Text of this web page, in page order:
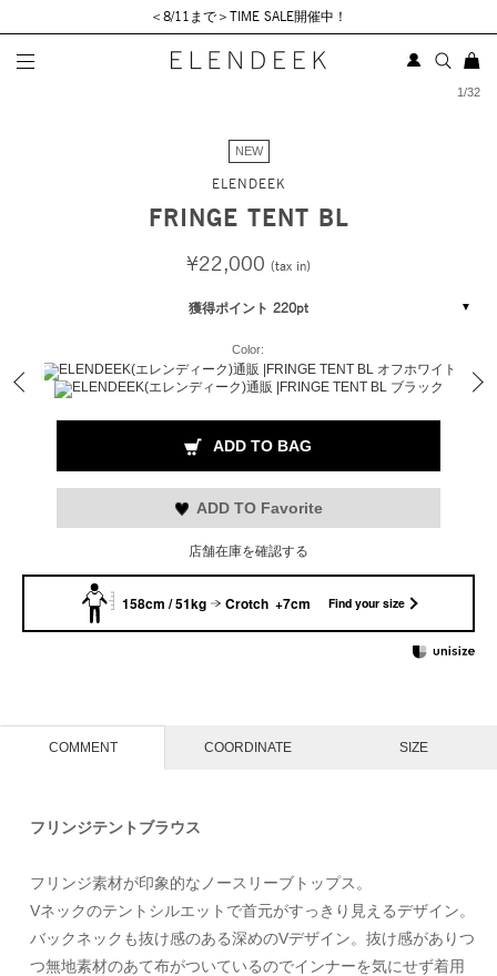
＜8/11まで＞TIME SALE開催中！
1/32
NEW
ELENDEEK
FRINGE TENT BL
¥22,000 (tax in)
獲得ポイント 220pt
Color:
ADD TO BAG
ADD TO Favorite
店舗在庫を確認する
158cm / 51kg Crotch +7cm Find your size
COMMENT COORDINATE SIZE
フリンジテントブラウス
フリンジ素材が印象的なノースリーブトップス。
Vネックのテントシルエットで首元がすっきり見えるデザイン。
バックネックも抜け感のある深めのVデザイン。抜け感がありつ
つ無地素材のあて布がついているのでインナーを気にせず着用